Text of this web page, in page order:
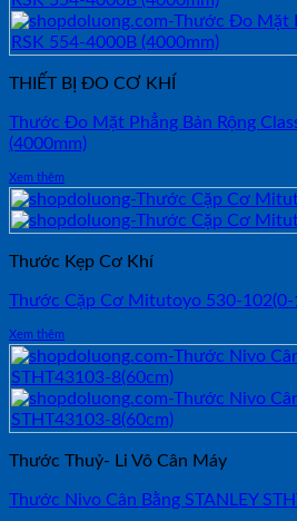
THIẾT BỊ ĐO CƠ KHÍ
Thước Đo Mặt Phẳng Bản Rộng
(4000mm)
Xem thêm
Thước Kẹp Cơ Khí
Thước Cặp Cơ Mitutoyo 530-102(0-
Xem thêm
Thước Thuỷ- Li Vô Cân Máy
Thước Nivo Cân Bằng STANLEY